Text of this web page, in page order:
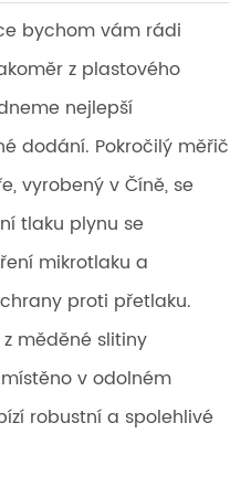
bychom vám rádi
z plastového
nejlepší
dodání. Pokročilý měřič
vyrobený v Číně, se
tlaku plynu se
mikrotlaku a
proti přetlaku.
měděné slitiny
v odolném
robustní a spolehlivé